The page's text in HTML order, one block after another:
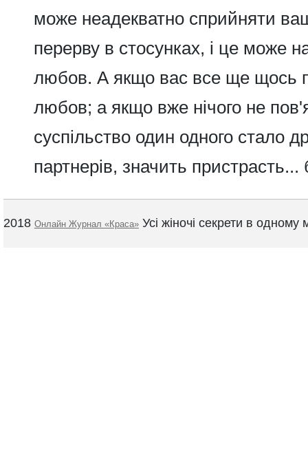
може неадекватно сприйняти
перерву в стосунках, і це може
любов. А якщо вас все ще щось
любов; а якщо вже нічого не
суспільство один одного стало
партнерів, значить пристрасть...
2018 Онлайн Журнал «Краса»Усі жіночі секрети в одному